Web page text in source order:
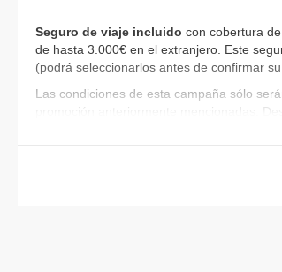
Seguro de viaje incluido con cobertura
de hasta 3.000€ en el extranjero. Este
(podrá seleccionarlos antes de confirmar
Las condiciones de esta campaña sólo
promoción anteriormente mencionadas.